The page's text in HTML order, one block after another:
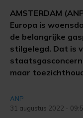
AMSTERDAM
Europa is
de belangrijke
stilgelegd. Dat is
maar
ANP
31 augustus 2022 -